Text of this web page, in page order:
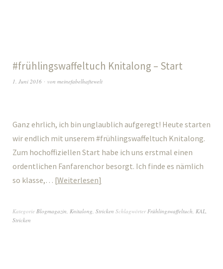
#frühlingswaffeltuch Knitalong – Start
1. Juni 2016 von meinefabelhaftewelt
Ganz ehrlich, ich bin unglaublich aufgeregt! Heute starten
wir endlich mit unserem #frühlingswaffeltuch Knitalong.
Zum hochoffiziellen Start habe ich uns erstmal einen
ordentlichen Fanfarenchor besorgt. Ich finde es nämlich
so klasse,… Weiterlesen
Kategorie Blogmagazin, Knitalong, Stricken SchlagwörterFrühlingswaffeltuch, KAL,
Stricken